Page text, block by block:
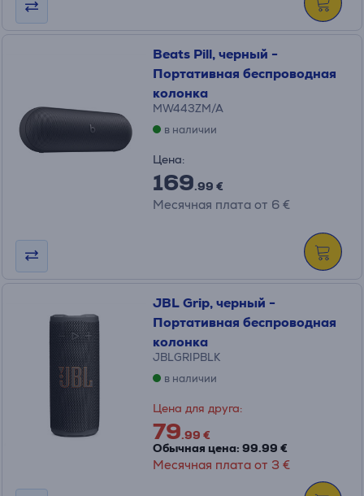
Beats Pill, черный -
Портативная беспроводная
колонка
MW443ZM/A
в наличии
Цена:
169.99 €
Месячная плата от 6 €
JBL Grip, черный -
Портативная беспроводная
колонка
JBLGRIPBLK
в наличии
Цена для друга:
79.99 €
Обычная цена: 99.99 €
Месячная плата от 3 €